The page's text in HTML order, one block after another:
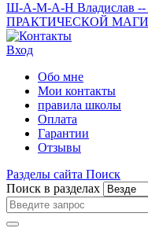
Ш-А-М-А-Н Владислав
ПРАКТИЧЕСКОЙ
Вход
Обо мне
Мои контакты
правила школы
Оплата
Гарантии
Отзывы
Разделы сайта Поиск
Поиск в разделах